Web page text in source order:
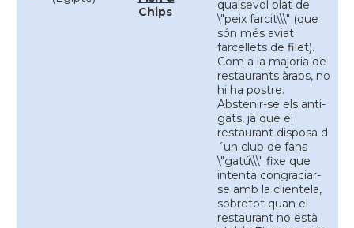
Chips
qualsevol plat de
\"peix farcit\\\" (que
són més aviat
farcellets de filet).
Com a la majoria de
restaurants àrabs, no
hi ha postre.
Abstenir-se els anti-
gats, ja que el
restaurant disposa d
´un club de fans
\"gatú\\\" fixe que
intenta congraciar-
se amb la clientela,
sobretot quan el
restaurant no està